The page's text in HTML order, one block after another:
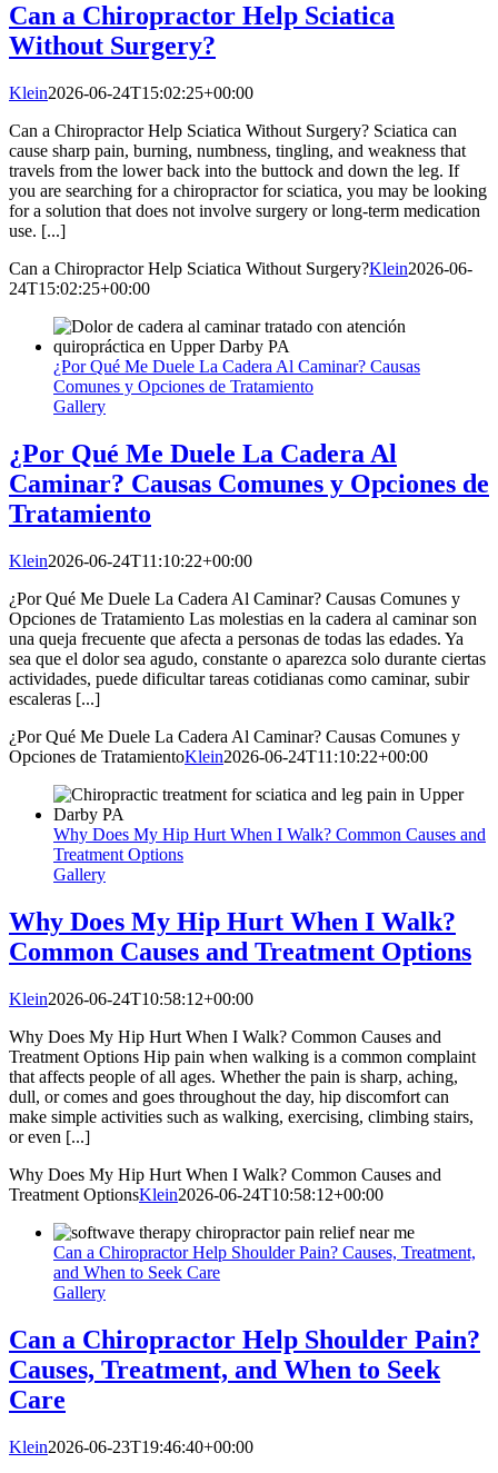
Can a Chiropractor Help Sciatica
Without Surgery?
Klein2026-06-24T15:02:25+00:00
Can a Chiropractor Help Sciatica Without Surgery? Sciatica can
cause sharp pain, burning, numbness, tingling, and weakness that
travels from the lower back into the buttock and down the leg. If
you are searching for a chiropractor for sciatica, you may be looking
for a solution that does not involve surgery or long-term medication
use. [...]
Can a Chiropractor Help Sciatica Without Surgery?Klein2026-06-
24T15:02:25+00:00
¿Por Qué Me Duele La Cadera Al Caminar? Causas
Comunes y Opciones de Tratamiento
Gallery
¿Por Qué Me Duele La Cadera Al
Caminar? Causas Comunes y Opciones de
Tratamiento
Klein2026-06-24T11:10:22+00:00
¿Por Qué Me Duele La Cadera Al Caminar? Causas Comunes y
Opciones de Tratamiento Las molestias en la cadera al caminar son
una queja frecuente que afecta a personas de todas las edades. Ya
sea que el dolor sea agudo, constante o aparezca solo durante ciertas
actividades, puede dificultar tareas cotidianas como caminar, subir
escaleras [...]
¿Por Qué Me Duele La Cadera Al Caminar? Causas Comunes y
Opciones de TratamientoKlein2026-06-24T11:10:22+00:00
Why Does My Hip Hurt When I Walk? Common Causes and
Treatment Options
Gallery
Why Does My Hip Hurt When I Walk?
Common Causes and Treatment Options
Klein2026-06-24T10:58:12+00:00
Why Does My Hip Hurt When I Walk? Common Causes and
Treatment Options Hip pain when walking is a common complaint
that affects people of all ages. Whether the pain is sharp, aching,
dull, or comes and goes throughout the day, hip discomfort can
make simple activities such as walking, exercising, climbing stairs,
or even [...]
Why Does My Hip Hurt When I Walk? Common Causes and
Treatment OptionsKlein2026-06-24T10:58:12+00:00
Can a Chiropractor Help Shoulder Pain? Causes, Treatment,
and When to Seek Care
Gallery
Can a Chiropractor Help Shoulder Pain?
Causes, Treatment, and When to Seek
Care
Klein2026-06-23T19:46:40+00:00